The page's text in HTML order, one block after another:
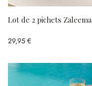
Lot de 2 pichets Zaleema
29,95 €